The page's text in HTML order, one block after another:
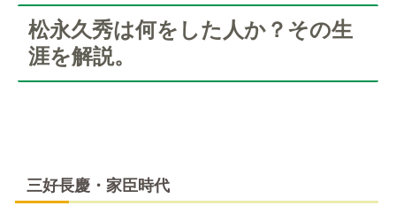
松永久秀は何をした人か？その生
涯を解説。
三好長慶・家臣時代